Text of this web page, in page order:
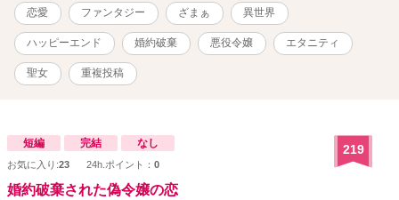
恋愛 ファンタジー ざまぁ 異世界
ハッピーエンド 婚約破棄 悪役令嬢 エタニティ
聖女 重複投稿
短編 完結 なし
お気に入り:23 24h.ポイント： 0
219
婚約破棄された偽令嬢の恋